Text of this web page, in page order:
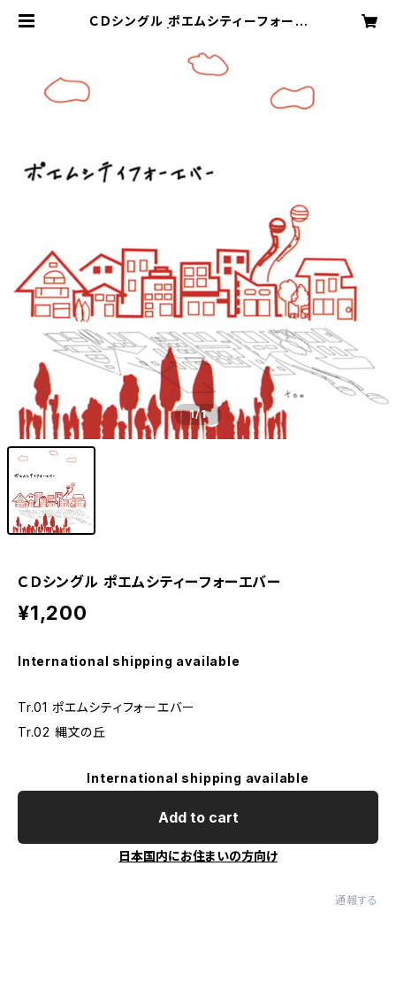
ＣＤシングル ポエムシティーフォーエ
1/1
ＣＤシングル ポエムシティーフォーエバー
¥1,200
International shipping available
Tr.01 ポエムシティフォーエバー
Tr.02 縄文の丘
International shipping available
Add to cart
日本国内にお住まいの方向け
通報する